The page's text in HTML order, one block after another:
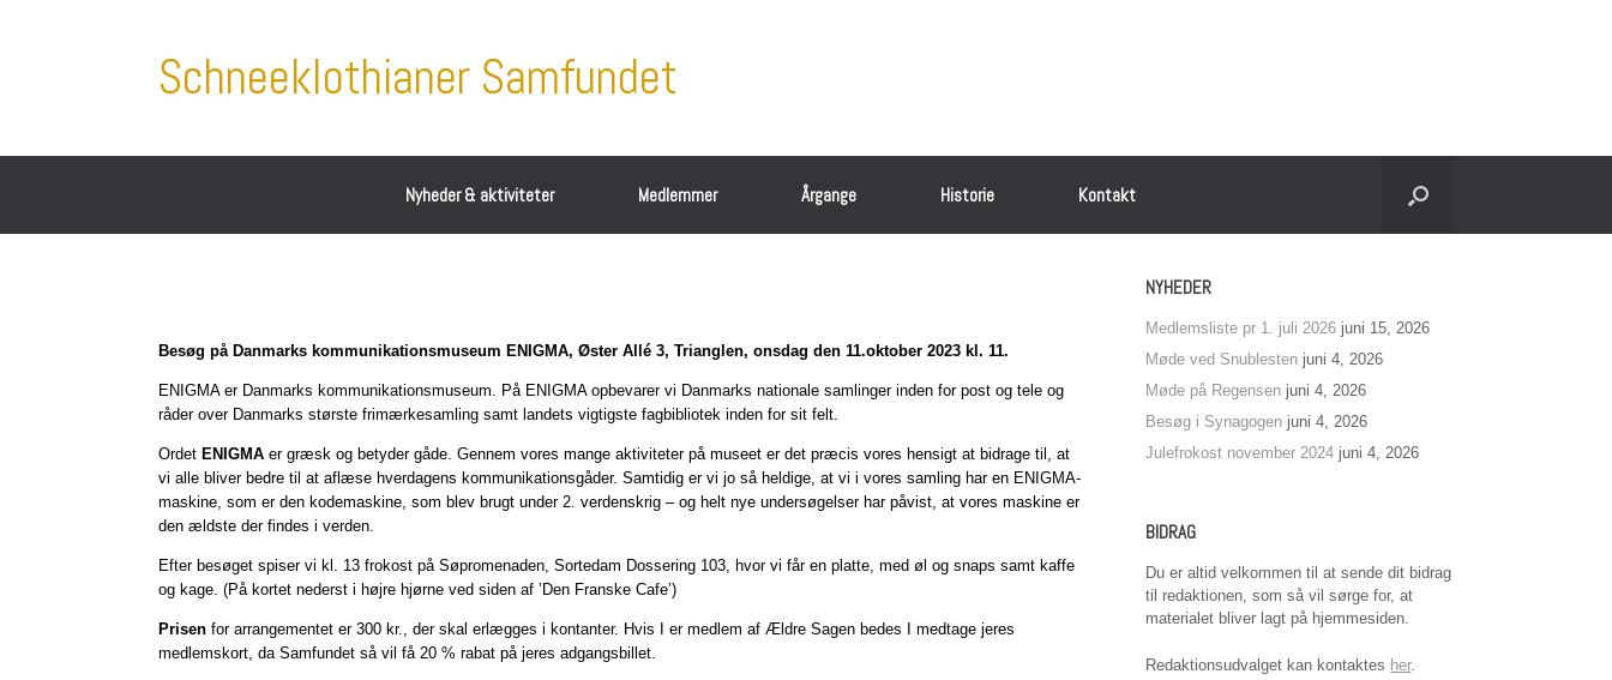
Schneeklothianer Samfundet
Nyheder & aktiviteter Medlemmer Årgange Historie Kontakt
Besøg på Danmarks kommunikationsmuseum ENIGMA, Øster Allé 3, Trianglen, onsdag den 11.oktober 2023 kl. 11.
ENIGMA er Danmarks kommunikationsmuseum. På ENIGMA opbevarer vi Danmarks nationale samlinger inden for post og tele og
råder over Danmarks største frimærkesamling samt landets vigtigste fagbibliotek inden for sit felt.
Ordet ENIGMA er græsk og betyder gåde. Gennem vores mange aktiviteter på museet er det præcis vores hensigt at bidrage til, at
vi alle bliver bedre til at aflæse hverdagens kommunikationsgåder. Samtidig er vi jo så heldige, at vi i vores samling har en ENIGMA-
maskine, som er den kodemaskine, som blev brugt under 2. verdenskrig – og helt nye undersøgelser har påvist, at vores maskine er
den ældste der findes i verden.
Efter besøget spiser vi kl. 13 frokost på Søpromenaden, Sortedam Dossering 103, hvor vi får en platte, med øl og snaps samt kaffe
og kage. (På kortet nederst i højre hjørne ved siden af ’Den Franske Cafe’)
Prisen for arrangementet er 300 kr., der skal erlægges i kontanter. Hvis I er medlem af Ældre Sagen bedes I medtage jeres
medlemskort, da Samfundet så vil få 20 % rabat på jeres adgangsbillet.
NYHEDER
Medlemsliste pr 1. juli 2026 juni 15, 2026
Møde ved Snublesten juni 4, 2026
Møde på Regensen juni 4, 2026
Besøg i Synagogen juni 4, 2026
Julefrokost november 2024 juni 4, 2026
BIDRAG
Du er altid velkommen til at sende dit bidrag
til redaktionen, som så vil sørge for, at
materialet bliver lagt på hjemmesiden.
Redaktionsudvalget kan kontaktes her.